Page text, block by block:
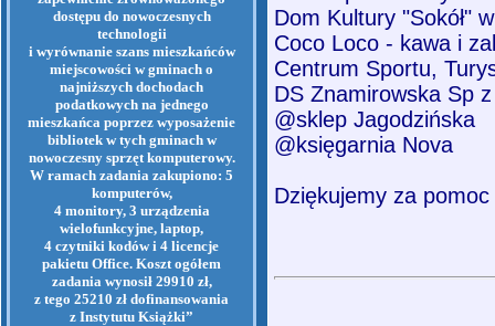
dostępu do nowoczesnych
technologii
i wyrównanie szans mieszkańców
miejscowości w gminach o
najniższych dochodach
podatkowych na jednego
mieszkańca poprzez wyposażenie
bibliotek w tych gminach w
nowoczesny sprzęt komputerowy.
W ramach zadania zakupiono: 5
komputerów,
4 monitory, 3 urządzenia
wielofunkcyjne, laptop,
4 czytniki kodów i 4 licencje
pakietu Office. Koszt ogółem
zadania wynosił 29910 zł,
z tego 25210 zł dofinansowania
z Instytutu Książki”
Dom Kultury "Sokół"
Coco Loco - kawa i
Centrum Sportu,
DS Znamirowska Sp
@sklep Jagodzińska
@księgarnia Nova
Dziękujemy za